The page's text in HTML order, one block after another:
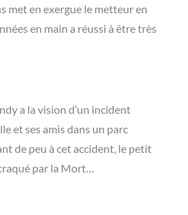
met en exergue le metteur en
en main a réussi à être très
a la vision d’un incident
et ses amis dans un parc
de peu à cet accident, le petit
par la Mort…